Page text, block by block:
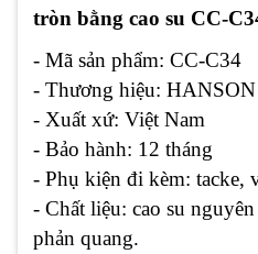
tròn bằng cao su CC-
- Mã sản phẩm: CC-C34
- Thương hiệu: HANSON
- Xuất xứ: Việt Nam
- Bảo hành: 12 tháng
- Phụ kiện đi kèm: tacke,
- Chất liệu: cao su
phản quang.